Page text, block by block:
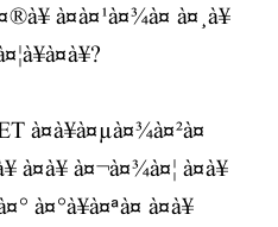
à¤à¤¹à¤¾à¤ à¤¸à¥
à¤à¥à¤µà¤¾à¤²à¤
à¤à¥ à¤¬à¤¾à¤¦ à¤­à¥
à¤°à¥à¤ªà¤ à¤à¥